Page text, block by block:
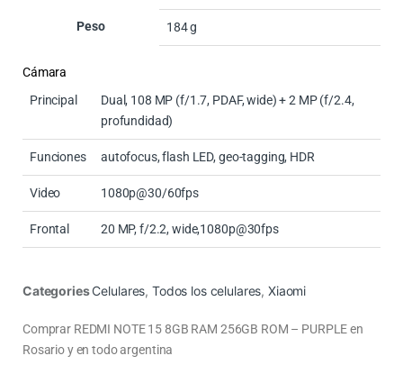
Peso 184 g
Cámara
Principal
Dual, 108 MP (f/1.7, PDAF, wide) + 2 MP (f/2.4,
profundidad)
Funciones autofocus, flash LED, geo-tagging, HDR
Video 1080p@30/60fps
Frontal 20 MP, f/2.2, wide,1080p@30fps
CategoriesCelulares, Todos los celulares,Xiaomi
Comprar REDMI NOTE 15 8GB RAM 256GB ROM – PURPLE en
Rosario y en todo argentina